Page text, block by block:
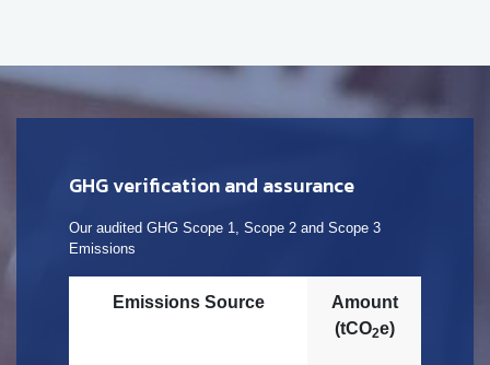
GHG verification and assurance
Our audited GHG Scope 1, Scope 2 and Scope 3
Emissions
Emissions Source
Amount
(tCO2e)